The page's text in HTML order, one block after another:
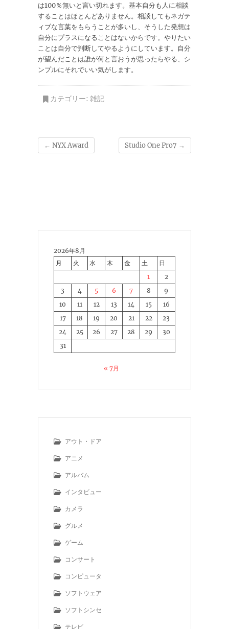
は100％無いと言い切れます。基本自分も人に相談
することはほとんどありません。相談してもネガテ
ィブな言葉をもらうことが多いし、そうした発想は
自分にプラスになることはないからです。やりたい
ことは自分で判断してやるようにしています。自分
が望んだことは誰が何と言おうが思ったらやる、シ
ンプルにそれでいい気がします。
カテゴリー: 雑記
← NYX Award Studio One Pro7 →
2026年8月
月
火 水 木 金 土
日
1
2
3
4 5 6 7 8
9
10
11 12 13 14 15
16
17
18 19 20 21 22
23
24
25 26 27 28 29
30
31
« 7月
アウト・ドア
アニメ
アルバム
インタビュー
カメラ
グルメ
ゲーム
コンサート
コンピュータ
ソフトウェア
ソフトシンセ
テレビ